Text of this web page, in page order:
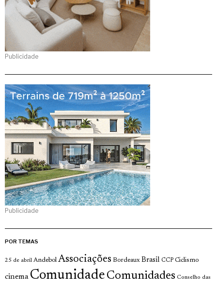
Publicidade
Publicidade
POR TEMAS
25 de abril Andebol Associações Bordeaux Brasil CCP Ciclismo
cinema Comunidade Comunidades Conselho das